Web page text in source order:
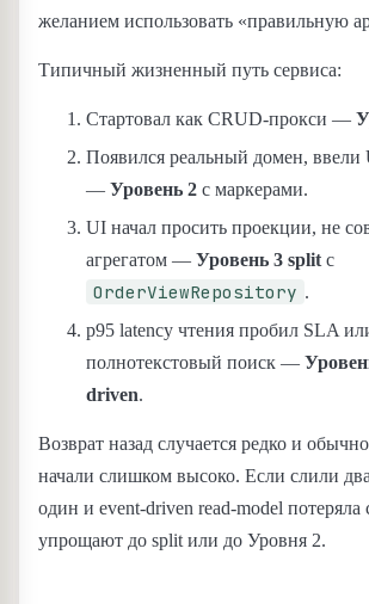
желанием использовать «правильную
Типичный жизненный путь сервиса:
Стартовал как CRUD-прокси —
Появился реальный домен, ввели
— Уровень 2 с маркерами.
UI начал просить проекции, не
агрегатом — Уровень 3 split с
OrderViewRepository .
p95 latency чтения пробил SLA
полнотекстовый поиск —
driven.
Возврат назад случается редко и
начали слишком высоко. Если слили
один и event-driven read-model
упрощают до split или до Уровня 2.